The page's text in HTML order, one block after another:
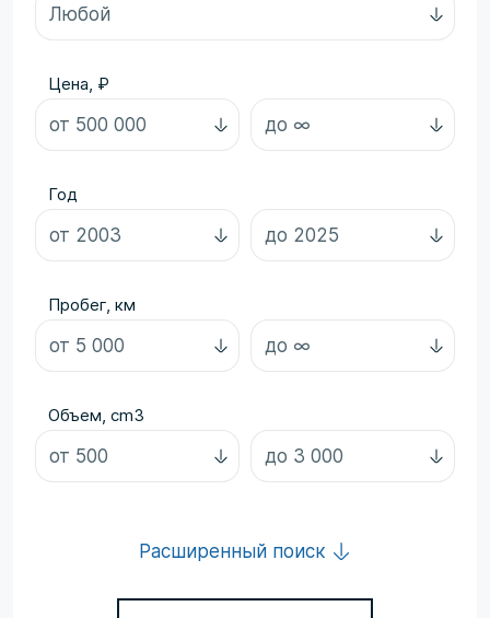
Цена, ₽
Год
Пробег, км
Объем, cm3
Расширенный поиск